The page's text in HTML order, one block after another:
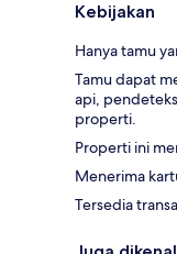
Kebijakan
Hanya tamu
Tamu dapat
api,
properti.
Properti ini
Menerima
Tersedia